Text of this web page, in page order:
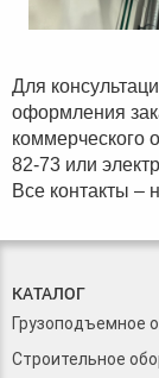
Для
оформления
коммерческого
82-73 или
Все контакты –
КАТАЛОГ
Грузоподъемное
Строительное